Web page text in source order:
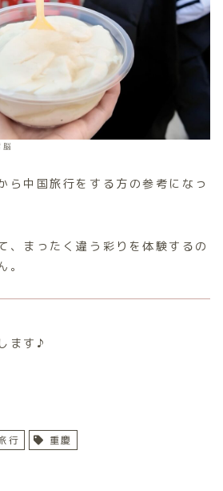
ら中国旅行をする方の参考になっ
、まったく違う彩りを体験するの
。
ます♪
行 重慶